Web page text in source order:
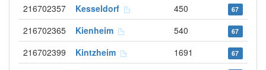
216702357 Kesseldorf 450 67
216702365 Kienheim 540 67
216702399 Kintzheim 1691 67